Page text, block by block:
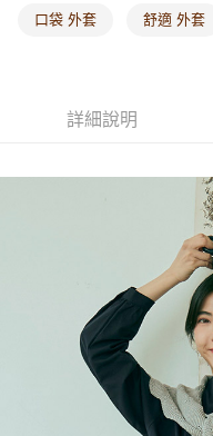
口袋 外套 舒適 外套
詳細說明